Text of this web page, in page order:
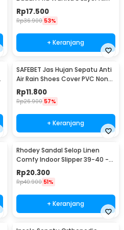
Size - C-728
Rp17.500
Rp36.900 53%
+ Keranjang
SAFEBET Jas Hujan Sepatu Anti
Air Rain Shoes Cover PVC Non
Slip Strap XL 42-43 - H-101
Rp11.800
Rp26.900 57%
+ Keranjang
Rhodey Sandal Selop Linen
Comfy Indoor Slipper 39-40 -
YT22
Rp20.300
Rp40.900 51%
+ Keranjang